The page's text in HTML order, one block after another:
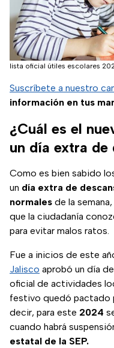
lista oficial útiles escolares
Suscríbete a nuestro
información en tus
¿Cuál es el
un día extra de
Como es bien sabido
un día extra de
normales de la
que la ciudadanía
para evitar malos ratos.
Fue a inicios de este
Jalisco aprobó un día
oficial de actividades
festivo quedó pactado
decir, para este 2024
cuando habrá
estatal de la SEP.